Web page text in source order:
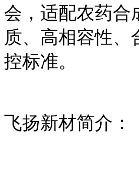
会，适配农药合
质、高相容性
控标准。
飞扬新材简介：